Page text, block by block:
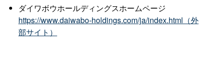
ダイワボウホールディングスホームページ
https://www.daiwabo-holdings.com/ja/index.html（外
部サイト）